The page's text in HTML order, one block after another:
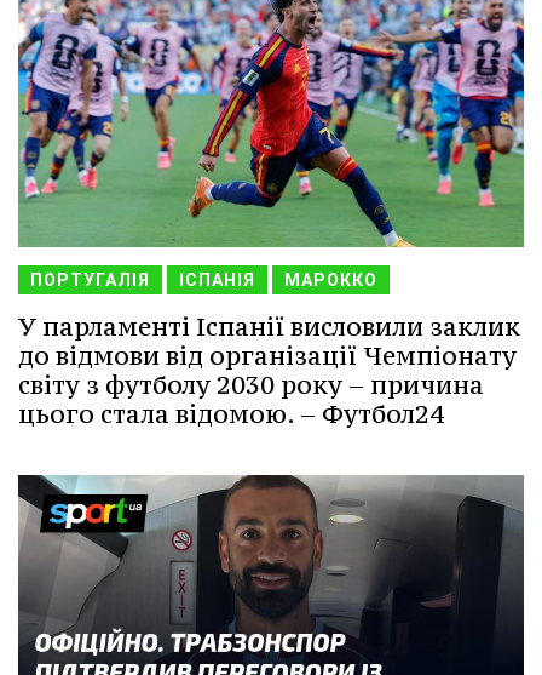
ПОРТУГАЛІЯ ІСПАНІЯ МАРОККО
У парламенті Іспанії висловили заклик
до відмови від організації Чемпіонату
світу з футболу 2030 року – причина
цього стала відомою. – Футбол24